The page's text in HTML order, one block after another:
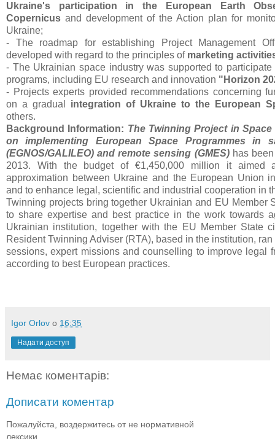
Ukraine's participation in the European Earth
Copernicus and development of the Action plan for
Ukraine;
- The roadmap for establishing Project Management
developed with regard to the principles of marketing
- The Ukrainian space industry was supported to
programs, including EU research and innovation "Horizon
- Projects experts provided recommendations concerning
on a gradual integration of Ukraine to the European
others.
Background Information: The Twinning Project in
on implementing European Space Programmes in
(EGNOS/GALILEO) and remote sensing (GMES)has been
2013. With the budget of €1,450,000 million it aimed
approximation between Ukraine and the European Union
and to enhance legal, scientific and industrial cooperation in
Twinning projects bring together Ukrainian and EU Member
to share expertise and best practice in the work towards
Ukrainian institution, together with the EU Member State
Resident Twinning Adviser (RTA), based in the institution,
sessions, expert missions and counselling to improve legal
according to best European practices.
Igor Orlov о 16:35
Надати доступ
Немає коментарів:
Дописати коментар
Пожалуйста, воздержитесь от не нормативной
лексики.